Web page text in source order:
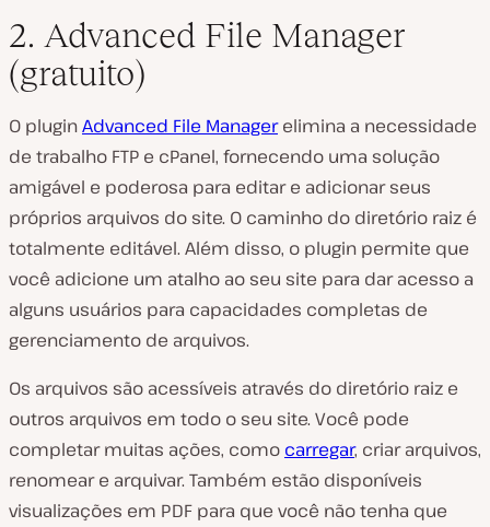
2. Advanced File Manager
(gratuito)
O pluginAdvanced File Managerelimina a necessidade
de trabalho FTP e cPanel, fornecendo uma solução
amigável e poderosa para editar e adicionar seus
próprios arquivos do site. O caminho do diretório raiz é
totalmente editável. Além disso, o plugin permite que
você adicione um atalho ao seu site para dar acesso a
alguns usuários para capacidades completas de
gerenciamento de arquivos.
Os arquivos são acessíveis através do diretório raiz e
outros arquivos em todo o seu site. Você pode
completar muitas ações, como carregar, criar arquivos,
renomear e arquivar. Também estão disponíveis
visualizações em PDF para que você não tenha que